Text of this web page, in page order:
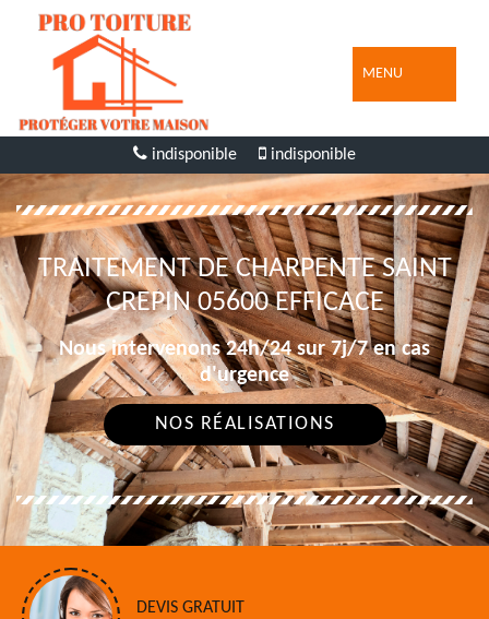
MENU
indisponible indisponible
TRAITEMENT DE CHARPENTE SAINT
CREPIN 05600 EFFICACE
Nous intervenons 24h/24 sur 7j/7 en cas
d'urgence
NOS RÉALISATIONS
DEVIS GRATUIT